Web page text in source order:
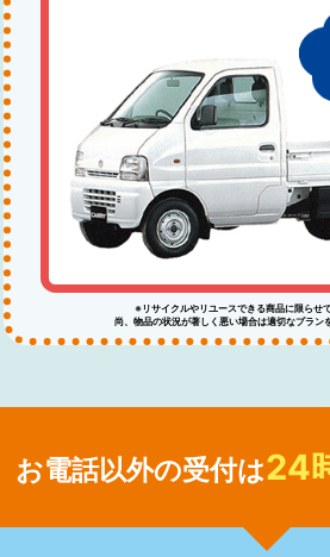
※リサイクルやリユースできる商品に限らせ
尚、物品の状況が著しく悪い場合は適切なプラン
お電話以外の受付は24